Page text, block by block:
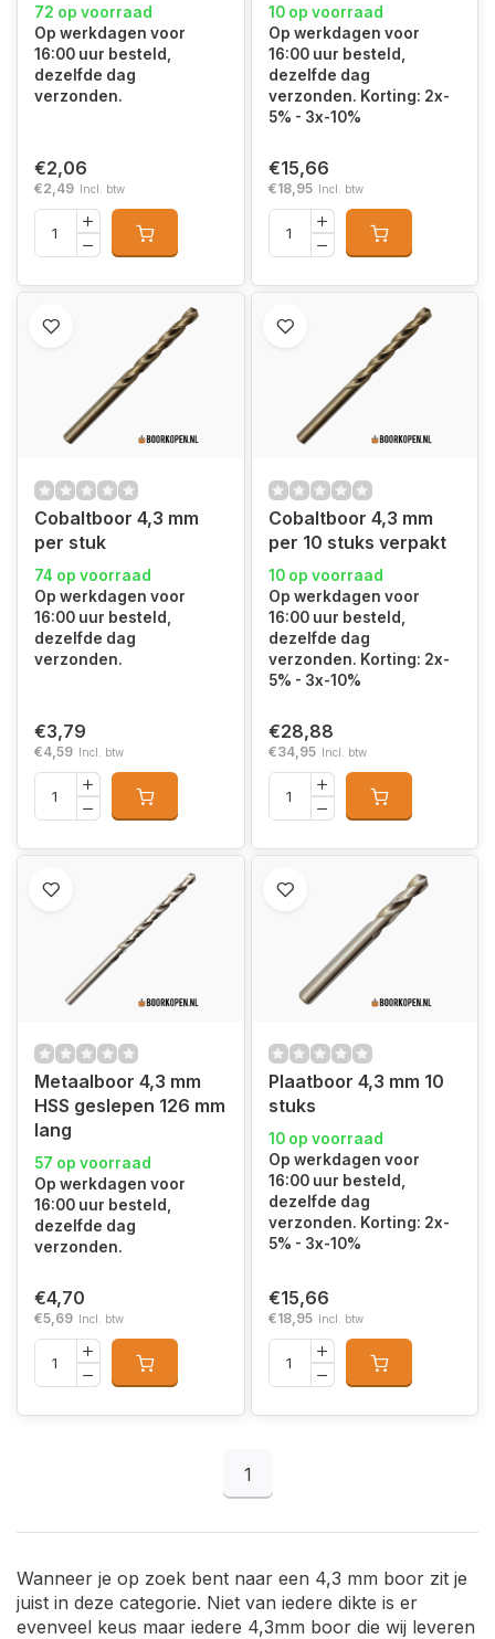
72 op voorraad
Op werkdagen voor
16:00 uur besteld,
dezelfde dag
verzonden.
€2,06
€2,49 Incl. btw
10 op voorraad
Op werkdagen voor
16:00 uur besteld,
dezelfde dag
verzonden. Korting: 2x-
5% - 3x-10%
€15,66
€18,95 Incl. btw
Cobaltboor 4,3 mm
per stuk
74 op voorraad
Op werkdagen voor
16:00 uur besteld,
dezelfde dag
verzonden.
€3,79
€4,59 Incl. btw
Cobaltboor 4,3 mm
per 10 stuks verpakt
10 op voorraad
Op werkdagen voor
16:00 uur besteld,
dezelfde dag
verzonden. Korting: 2x-
5% - 3x-10%
€28,88
€34,95 Incl. btw
Metaalboor 4,3 mm
HSS geslepen 126 mm
lang
57 op voorraad
Op werkdagen voor
16:00 uur besteld,
dezelfde dag
verzonden.
€4,70
€5,69 Incl. btw
Plaatboor 4,3 mm 10
stuks
10 op voorraad
Op werkdagen voor
16:00 uur besteld,
dezelfde dag
verzonden. Korting: 2x-
5% - 3x-10%
€15,66
€18,95 Incl. btw
1
Wanneer je op zoek bent naar een 4,3 mm boor zit je
juist in deze categorie. Niet van iedere dikte is er
evenveel keus maar iedere 4,3mm boor die wij leveren